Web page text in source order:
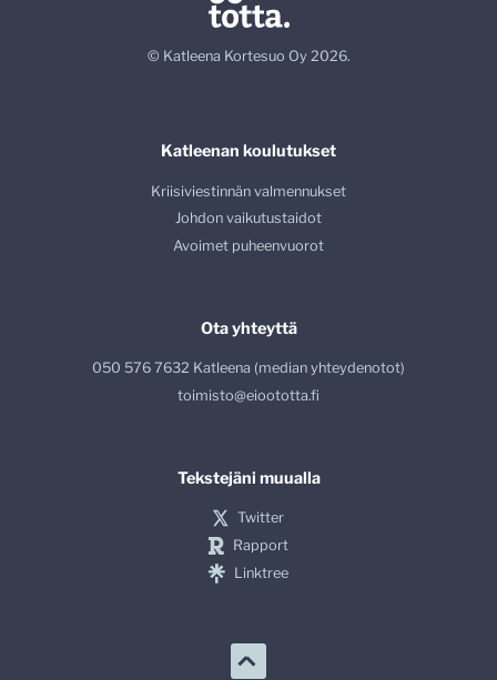
© Katleena Kortesuo Oy 2026.
Katleenan koulutukset
Kriisiviestinnän valmennukset
Johdon vaikutustaidot
Avoimet puheenvuorot
Ota yhteyttä
050 576 7632 Katleena (median yhteydenotot)
toimisto@eioototta.fi
Tekstejäni muualla
Twitter
Rapport
Linktree